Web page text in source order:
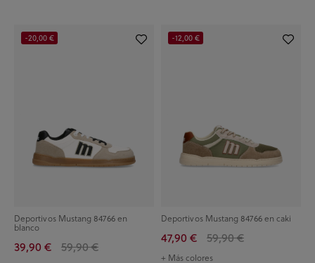
Deportivos Mustang 84766 en
blanco
39,90 € 59,90 €
-20,00 €
Deportivos Mustang 84766 en caki
47,90 € 59,90 €
+ Más colores
-12,00 €